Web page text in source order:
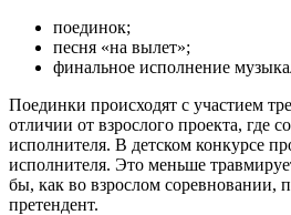
поединок;
песня «на вылет»;
финальное исполнение
Поединки происходят с участием
отличии от взрослого проекта, где
исполнителя. В детском конкурсе
исполнителя. Это меньше
бы, как во взрослом соревновании,
претендент.